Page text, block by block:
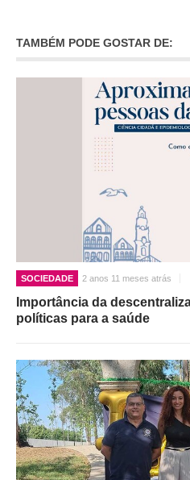
RECENSEAMENTO ELEITORAL
VENDA AMBULANTE
EMPREGO (GIP)
O GABINETE
APOIO AOS DESEMPREGADOS
APOIO ÀS EMPRESAS
CONTACTOS
TAMBÉM PODE GOSTAR DE:
SOCIEDADE 2 anos 11 meses atrás
Importância da
políticas para a saúde